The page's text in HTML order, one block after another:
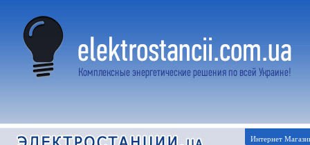
Интернет